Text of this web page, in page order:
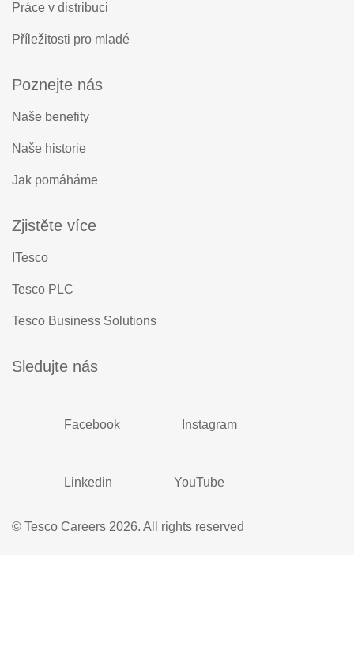
Práce v distribuci
Příležitosti pro mladé
Poznejte nás
Naše benefity
Naše historie
Jak pomáháme
Zjistěte více
ITesco
Tesco PLC
Tesco Business Solutions
Sledujte nás
Facebook Instagram
Linkedin YouTube
© Tesco Careers 2026. All rights reserved